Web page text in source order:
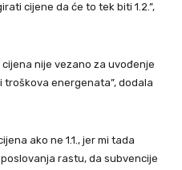
cijene da će to tek biti 1.2.”,
nije vezano za uvođenje
troškova energenata”, dodala
ako ne 1.1., jer mi tada
rastu, da subvencije